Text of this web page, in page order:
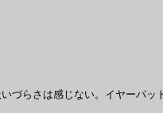
らさは感じない。イヤーパッ